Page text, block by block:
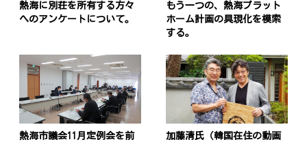
熱海に別荘を所有する方々
へのアンケートについて。
もう一つの、熱海プラット
ホーム計画の具現化を模索
する。
熱海市議会11月定例会を前
加藤清氏（韓国在住の動画